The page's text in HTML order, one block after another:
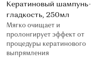
Кератиновый шампунь-
гладкость, 250мл
Мягко очищает и
пролонгирует эффект от
процедуры кератинового
выпрямления